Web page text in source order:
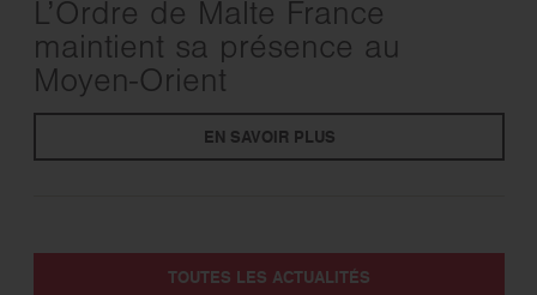
L’Ordre de Malte France
maintient sa présence au
Moyen-Orient
EN SAVOIR PLUS
TOUTES LES ACTUALITÉS